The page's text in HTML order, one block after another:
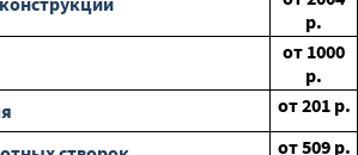
р.
от 1000
р.
от201р.
от509р.